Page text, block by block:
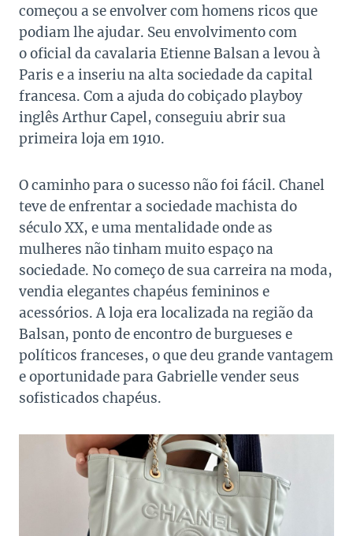
começou a se envolver com homens ricos que
podiam lhe ajudar. Seu envolvimento com
o oficial da cavalaria Etienne Balsan a levou à
Paris e a inseriu na alta sociedade da capital
francesa. Com a ajuda do cobiçado playboy
inglês Arthur Capel, conseguiu abrir sua
primeira loja em 1910.
O caminho para o sucesso não foi fácil. Chanel
teve de enfrentar a sociedade machista do
século XX, e uma mentalidade onde as
mulheres não tinham muito espaço na
sociedade. No começo de sua carreira na moda,
vendia elegantes chapéus femininos e
acessórios. A loja era localizada na região da
Balsan, ponto de encontro de burgueses e
políticos franceses, o que deu grande vantagem
e oportunidade para Gabrielle vender seus
sofisticados chapéus.